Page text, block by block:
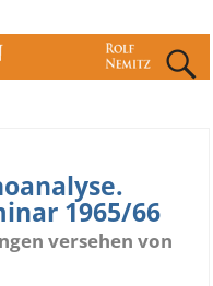
1965/​66
versehen von